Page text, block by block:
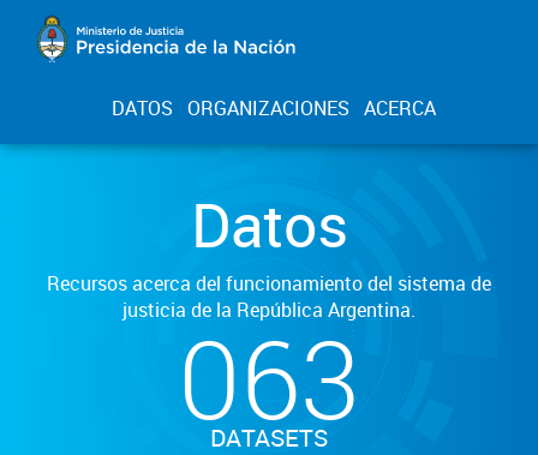
DATOS ORGANIZACIONES ACERCA
Datos
Recursos acerca del funcionamiento del sistema de
justicia de la República Argentina.
063
DATASETS